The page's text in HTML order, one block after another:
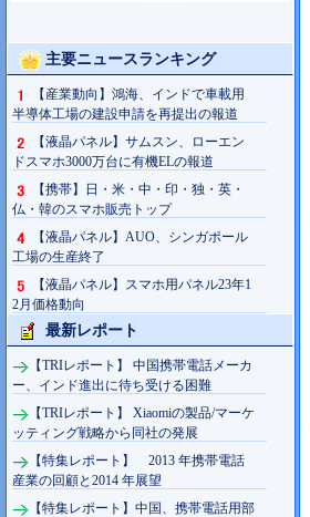
主要ニュースランキング
【産業動向】鴻海、インドで車載用
半導体工場の建設申請を再提出の報道
【液晶パネル】サムスン、ローエン
ドスマホ3000万台に有機ELの報道
【携帯】日・米・中・印・独・英・
仏・韓のスマホ販売トップ
【液晶パネル】AUO、シンガポール
工場の生産終了
【液晶パネル】スマホ用パネル23年1
2月価格動向
最新レポート
【TRIレポート】 中国携帯電話メーカ
ー、インド進出に待ち受ける困難
【TRIレポート】 Xiaomiの製品/マーケ
ッティング戦略から同社の発展
【特集レポート】 2013 年携帯電話
産業の回顧と2014 年展望
【特集レポート】中国、携帯電話用部